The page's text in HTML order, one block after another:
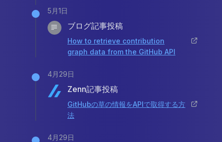
5月1日
ブログ記事投稿
How to retrieve contribution
graph data from the GitHub API
4月29日
Zenn記事投稿
GitHubの草の情報をAPIで取得する方
法
4月29日